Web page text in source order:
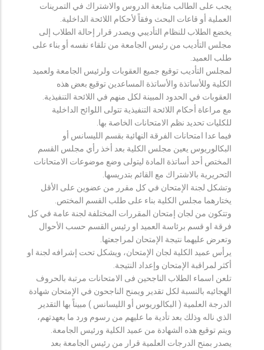
يجب على الطالب متابعة الدروس والاشتراك في التمرينات
العملية أو قاعات البحث وفقاً لأحكام اللائحة الداخلية.
يخضع الطلاب للنظام التأديبي ويصدر قرار إحالة الطلاب إلى
مجلس التأديب من رئيس الجامعة من تلقاء نفسه أو بناء على
طلب العميد.
لمجلس التأديب توقيع جميع العقوبات ولرئيس الجامعة ولعميد
الكلية وللأساتذة والأساتذة المساعدين توقيع بعض هذه
العقوبات في الحدود المبينة لكل منهم في اللائحة التنفيذية.
مع مراعاة أحكام اللائحة التنفيذية تتولى اللوائح الداخلية
للكليات تحديد نظم الامتحانات الخاصة بها.
فيما عدا امتحانات الفرقة النهائية بقسم الليسانس أو
البكالوريوس يعين مجلس الكلية بعد أخذ رأي مجلس القسم
المختص أحد أساتذة المادة ليتولى وضع موضوعات الامتحانات
التحريرية بالاشتراك مع القائم بتدريسها.
وتشكل لجنة الإمتحان في كل مقرر من عضوين على الأقل
يختارهما مجلس الكلية بناء على طلب القسم المختص.
وتتكون من لجان إمتحان المقررات المختلفة لجنة عامة في كل
فرقة او قسم برئاسة العميد او رئيس القسم حسب الأحوال
وتعرض عليهما نتيجة الإمتحان لمراجعتها.
يرأس عميد الكلية لجان الإمتحان، ويشكل تحت إشرافه لجنة او
أكثر لمراقبة الإمتحان وإعداد النتيجة.
تلعن اسماء الطلاب الناجحين فى الامتحانات مرتبة بالحروف
الهجائيه بالنسبة لكل تقدير ويمنح الناجحون في الإمتحان شهادة
الدرجة العلمية ( البكالوريوس أو الليسانس ) مبيناً بها التقدير
الذي ناله وذلك بعد تأدية ما عليهم من رسوم ورد ما بعهدتهم،
ويتم توقيع هذه الشهادة من عميد الكلية ورئيس الجامعة.
يصدر بمنح الدرجات العلمية قرار من رئيس الجامعة بعد